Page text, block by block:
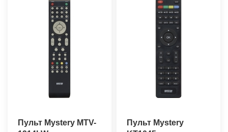
Пульт Mystery MTV-
Пульт Mystery